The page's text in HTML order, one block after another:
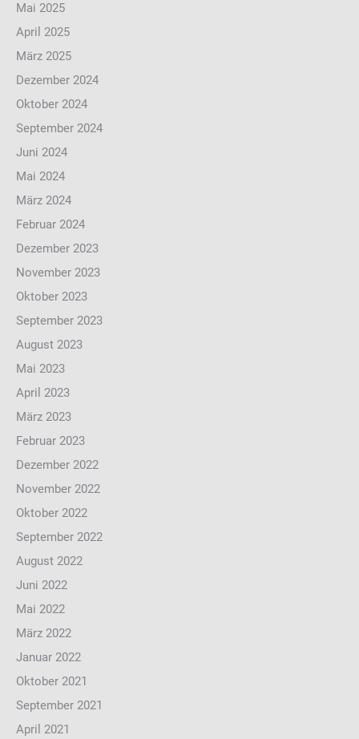
Mai 2025
April 2025
März 2025
Dezember 2024
Oktober 2024
September 2024
Juni 2024
Mai 2024
März 2024
Februar 2024
Dezember 2023
November 2023
Oktober 2023
September 2023
August 2023
Mai 2023
April 2023
März 2023
Februar 2023
Dezember 2022
November 2022
Oktober 2022
September 2022
August 2022
Juni 2022
Mai 2022
März 2022
Januar 2022
Oktober 2021
September 2021
April 2021